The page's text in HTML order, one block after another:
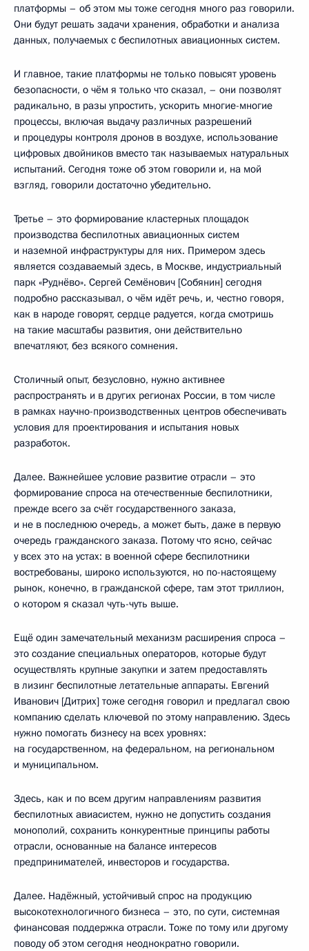
платформы – об этом мы тоже сегодня много раз говорили.
Они будут решать задачи хранения, обработки и анализа
данных, получаемых с беспилотных авиационных систем.
И главное, такие платформы не только повысят уровень
безопасности, о чём я только что сказал, – они позволят
радикально, в разы упростить, ускорить многие-многие
процессы, включая выдачу различных разрешений
и процедуры контроля дронов в воздухе, использование
цифровых двойников вместо так называемых натуральных
испытаний. Сегодня тоже об этом говорили и, на мой
взгляд, говорили достаточно убедительно.
Третье – это формирование кластерных площадок
производства беспилотных авиационных систем
и наземной инфраструктуры для них. Примером здесь
является создаваемый здесь, в Москве, индустриальный
парк «Руднёво». Сергей Семёнович [Собянин] сегодня
подробно рассказывал, о чём идёт речь, и, честно говоря,
как в народе говорят, сердце радуется, когда смотришь
на такие масштабы развития, они действительно
впечатляют, без всякого сомнения.
Столичный опыт, безусловно, нужно активнее
распространять и в других регионах России, в том числе
в рамках научно-производственных центров обеспечивать
условия для проектирования и испытания новых
разработок.
Далее. Важнейшее условие развитие отрасли – это
формирование спроса на отечественные беспилотники,
прежде всего за счёт государственного заказа,
и не в последнюю очередь, а может быть, даже в первую
очередь гражданского заказа. Потому что ясно, сейчас
у всех это на устах: в военной сфере беспилотники
востребованы, широко используются, но по-настоящему
рынок, конечно, в гражданской сфере, там этот триллион,
о котором я сказал чуть-чуть выше.
Ещё один замечательный механизм расширения спроса –
это создание специальных операторов, которые будут
осуществлять крупные закупки и затем предоставлять
в лизинг беспилотные летательные аппараты. Евгений
Иванович [Дитрих] тоже сегодня говорил и предлагал свою
компанию сделать ключевой по этому направлению. Здесь
нужно помогать бизнесу на всех уровнях:
на государственном, на федеральном, на региональном
и муниципальном.
Здесь, как и по всем другим направлениям развития
беспилотных авиасистем, нужно не допустить создания
монополий, сохранить конкурентные принципы работы
отрасли, основанные на балансе интересов
предпринимателей, инвесторов и государства.
Далее. Надёжный, устойчивый спрос на продукцию
высокотехнологичного бизнеса – это, по сути, системная
финансовая поддержка отрасли. Тоже по тому или другому
поводу об этом сегодня неоднократно говорили.